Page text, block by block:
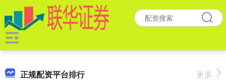
正规配资平台排行 更多